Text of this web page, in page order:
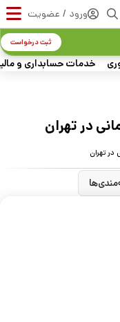
ورود / عضویت
خدمات حسابداری و
ثبت درخواست